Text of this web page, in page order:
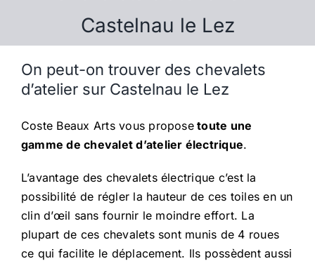
Castelnau le Lez
On peut-on trouver des chevalets
d’atelier sur Castelnau le Lez
Coste Beaux Arts vous proposetoute une
gamme de chevalet d’atelier électrique.
L’avantage des chevalets électrique c’est la
possibilité de régler la hauteur de ces toiles en un
clin d’œil sans fournir le moindre effort. La
plupart de ces chevalets sont munis de 4 roues
ce qui facilite le déplacement. Ils possèdent aussi